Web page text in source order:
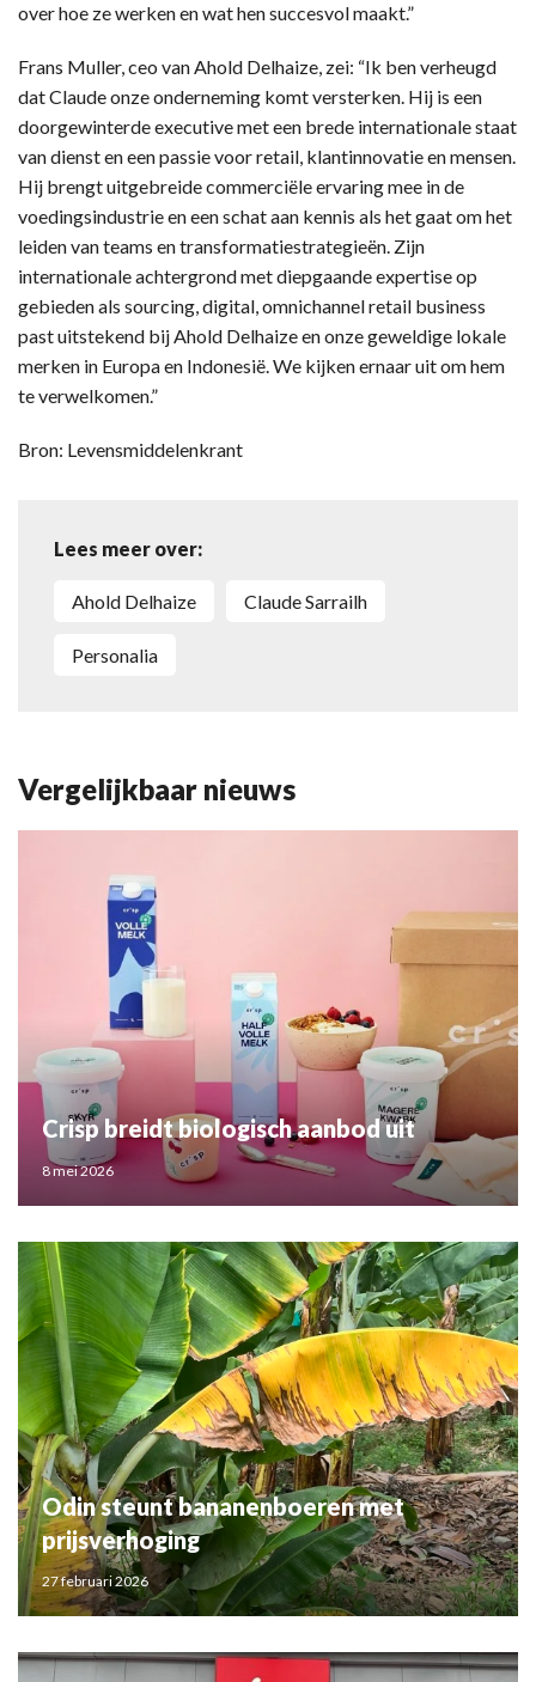
over hoe ze werken en wat hen succesvol maakt.”
Frans Muller, ceo van Ahold Delhaize, zei: “Ik ben verheugd
dat Claude onze onderneming komt versterken. Hij is een
doorgewinterde executive met een brede internationale staat
van dienst en een passie voor retail, klantinnovatie en mensen.
Hij brengt uitgebreide commerciële ervaring mee in de
voedingsindustrie en een schat aan kennis als het gaat om het
leiden van teams en transformatiestrategieën. Zijn
internationale achtergrond met diepgaande expertise op
gebieden als sourcing, digital, omnichannel retail business
past uitstekend bij Ahold Delhaize en onze geweldige lokale
merken in Europa en Indonesië. We kijken ernaar uit om hem
te verwelkomen.”
Bron: Levensmiddelenkrant
Lees meer over:
Ahold Delhaize Claude Sarrailh
personalia
Vergelijkbaar nieuws
Crisp breidt biologisch aanbod uit
8 mei 2026
Odin steunt bananenboeren met
prijsverhoging
27 februari 2026